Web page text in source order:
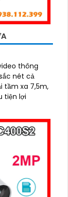
thông
nét cả
tiện lợi